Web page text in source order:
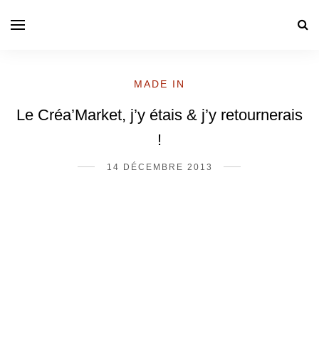
MADE IN
Le Créa’Market, j’y étais & j’y retournerais
!
14 DÉCEMBRE 2013